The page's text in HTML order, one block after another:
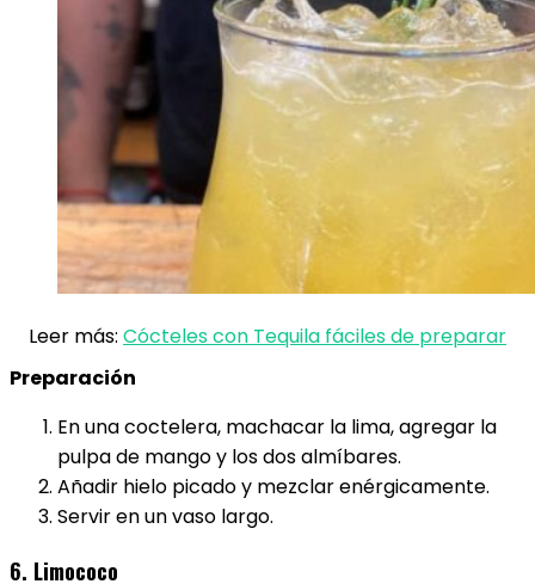
Leer más: Cócteles con Tequila fáciles de preparar
Preparación
En una coctelera, machacar la lima, agregar la
pulpa de mango y los dos almíbares.
Añadir hielo picado y mezclar enérgicamente.
Servir en un vaso largo.
6. Limococo